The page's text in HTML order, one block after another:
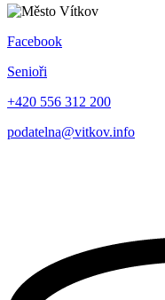
Facebook
Senioři
+420 556 312 200
podatelna@vitkov.info